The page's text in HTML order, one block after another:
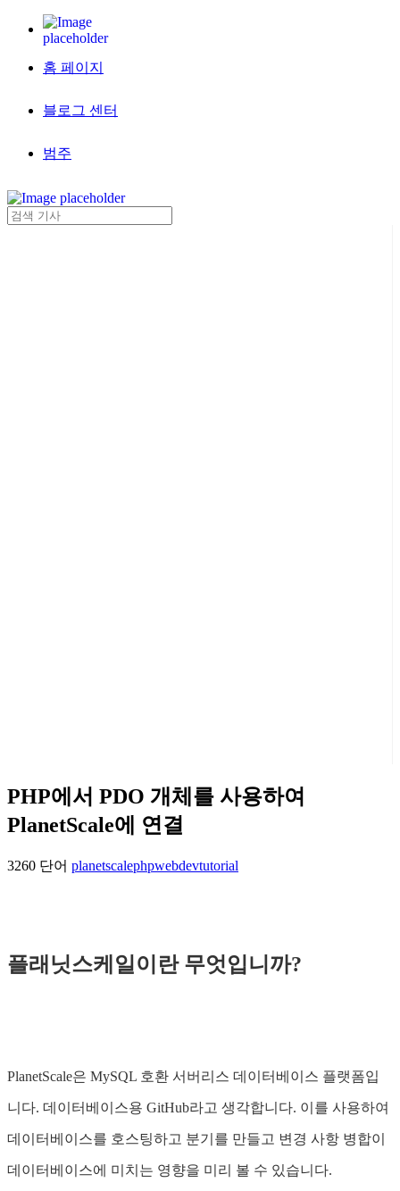
홈 페이지
블로그 센터
범주
PHP에서 PDO 개체를 사용하여
PlanetScale에 연결
3260 단어 planetscalephpwebdevtutorial
플래닛스케일이란 무엇입니까?
PlanetScale은 MySQL 호환 서버리스 데이터베이스 플랫폼입
니다. 데이터베이스용 GitHub라고 생각합니다. 이를 사용하여
데이터베이스를 호스팅하고 분기를 만들고 변경 사항 병합이
데이터베이스에 미치는 영향을 미리 볼 수 있습니다.